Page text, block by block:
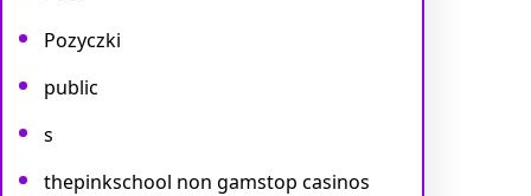
Pozyczki
public
s
thepinkschool non gamstop casinos